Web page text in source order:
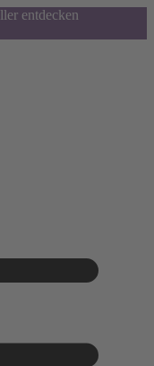
entdecken